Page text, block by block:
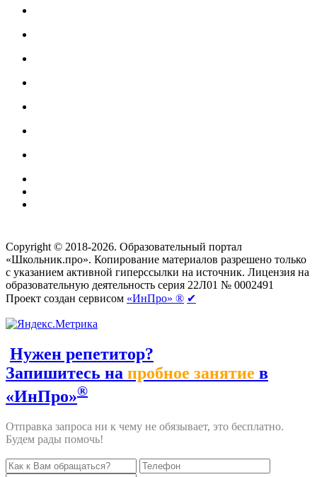
Copyright © 2018-2026. Образовательный портал
«Школьник.про». Копирование материалов разрешено только
с указанием активной гиперссылки на источник. Лицензия на
образовательную деятельность серия 22Л01 № 0002491
Проект создан сервисом «ИнПро» ® ✔
Нужен репетитор?
Запишитесь на пробное занятие в
«ИнПро»®
Отправка запроса ни к чему не обязывает, это бесплатно.
Будем рады помочь!